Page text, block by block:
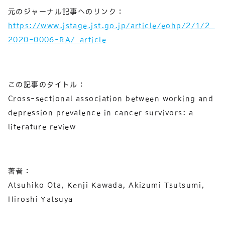
元のジャーナル記事へのリンク：
https://www.jstage.jst.go.jp/article/eohp/2/1/2_
2020-0006-RA/_article
この記事のタイトル：
Cross-sectional association between working and
depression prevalence in cancer survivors: a
literature review
著者：
Atsuhiko Ota, Kenji Kawada, Akizumi Tsutsumi,
Hiroshi Yatsuya